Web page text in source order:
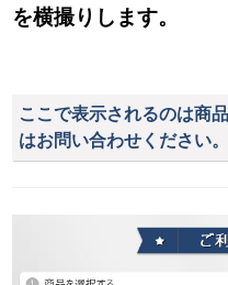
を横撮りします。
ここで表示されるのは商
はお問い合わせください。